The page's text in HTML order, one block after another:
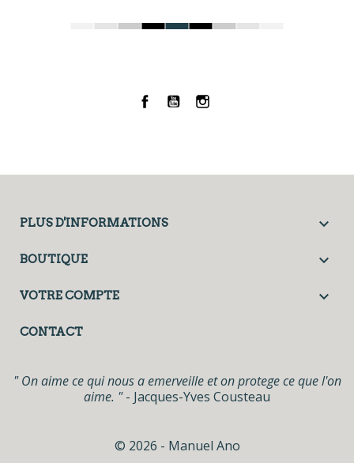
Facebook
YouTubeInstagram
PLUS D'INFORMATIONS 
BOUTIQUE 
VOTRE COMPTE 
CONTACT
" On aime ce qui nous a emerveille et on protege ce que l'on
aime. "- Jacques-Yves Cousteau
© 2026 - Manuel Ano